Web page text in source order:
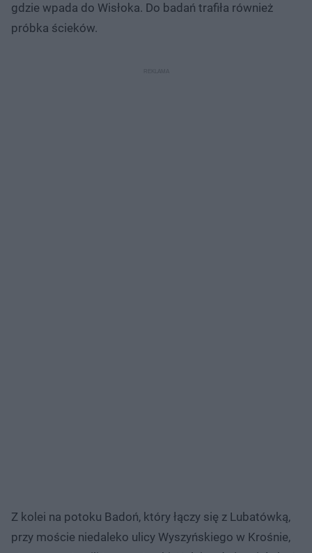
gdzie wpada do Wisłoka. Do badań trafiła również
próbka ścieków.
Z kolei na potoku Badoń, który łączy się z Lubatówką,
przy moście niedaleko ulicy Wyszyńskiego w Krośnie,